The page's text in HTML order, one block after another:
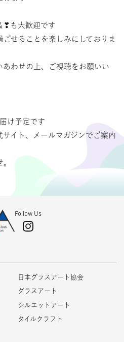
❣も大歓迎です
せることを楽しみにしておりま
わせの上、ご視聴をお願いい
け予定です
イト、メールマガジンでご案内
Follow Us
日本グラスアート協会
グラスアート
シルエットアート
タイルクラフト